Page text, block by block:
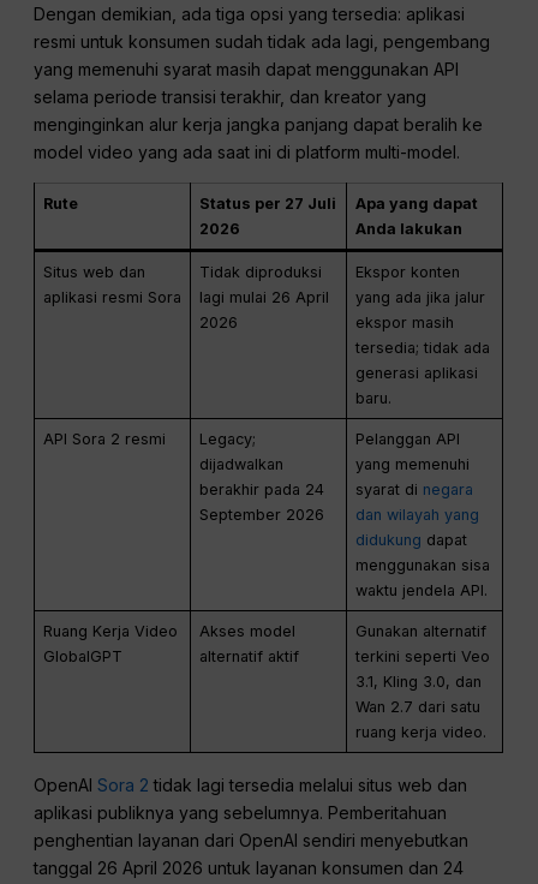
Dengan demikian, ada tiga opsi yang tersedia: aplikasi
resmi untuk konsumen sudah tidak ada lagi, pengembang
yang memenuhi syarat masih dapat menggunakan API
selama periode transisi terakhir, dan kreator yang
menginginkan alur kerja jangka panjang dapat beralih ke
model video yang ada saat ini di platform multi-model.
Rute
Status per 27 Juli
2026
Apa yang dapat
Anda lakukan
Situs web dan
aplikasi resmi Sora
Tidak diproduksi
lagi mulai 26 April
2026
Ekspor konten
yang ada jika jalur
ekspor masih
tersedia; tidak ada
generasi aplikasi
baru.
API Sora 2 resmi
Legacy;
dijadwalkan
berakhir pada 24
September 2026
Pelanggan API
yang memenuhi
syarat di negara
dan wilayah yang
didukung dapat
menggunakan sisa
waktu jendela API.
Ruang Kerja Video
GlobalGPT
Akses model
alternatif aktif
Gunakan alternatif
terkini seperti Veo
3.1, Kling 3.0, dan
Wan 2.7 dari satu
ruang kerja video.
OpenAISora 2 tidak lagi tersedia melalui situs web dan
aplikasi publiknya yang sebelumnya. Pemberitahuan
penghentian layanan dari OpenAI sendiri menyebutkan
tanggal 26 April 2026 untuk layanan konsumen dan 24